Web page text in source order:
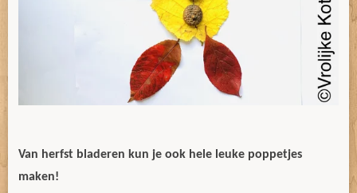
Van herfst bladeren kun je ook hele leuke poppetjes
maken!